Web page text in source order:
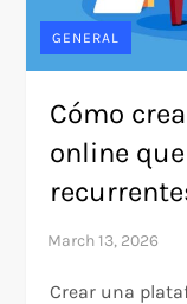
GENERAL
Cómo
online
Crear una